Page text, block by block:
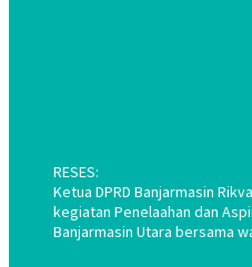
RESES:
Ketua DPRD Banjarmasin
kegiatan Penelaahan dan
Banjarmasin Utara bersama